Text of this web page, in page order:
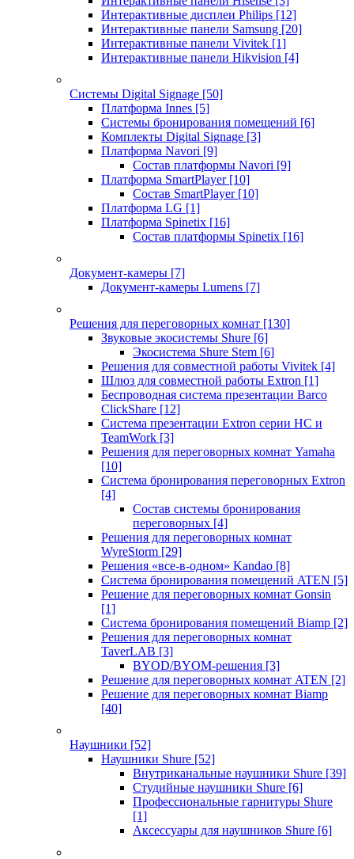
Интерактивные дисплеи Philips [12]
Интерактивные панели Samsung [20]
Интерактивные панели Vivitek [1]
Интерактивные панели Hikvision [4]
Системы Digital Signage [50]
Платформа Innes [5]
Системы бронирования помещений [6]
Комплекты Digital Signage [3]
Платформа Navori [9]
Состав платформы Navori [9]
Платформа SmartPlayer [10]
Состав SmartPlayer [10]
Платформа LG [1]
Платформа Spinetix [16]
Состав платформы Spinetix [16]
Документ-камеры [7]
Документ-камеры Lumens [7]
Решения для переговорных комнат [130]
Звуковые экосистемы Shure [6]
Экосистема Shure Stem [6]
Решения для совместной работы Vivitek [4]
Шлюз для совместной работы Extron [1]
Беспроводная система презентации Barco
ClickShare [12]
Система презентации Extron серии HC и
TeamWork [3]
Решения для переговорных комнат Yamaha
[10]
Система бронирования переговорных Extron
[4]
Состав системы бронирования
переговорных [4]
Решения для переговорных комнат
WyreStorm [29]
Решения «все-в-одном» Kandao [8]
Система бронирования помещений ATEN [5]
Решение для переговорных комнат Gonsin
[1]
Система бронирования помещений Biamp [2]
Решения для переговорных комнат
TaverLAB [3]
BYOD/BYOM-решения [3]
Решение для переговорных комнат ATEN [2]
Решение для переговорных комнат Biamp
[40]
Наушники [52]
Наушники Shure [52]
Внутриканальные наушники Shure [39]
Студийные наушники Shure [6]
Профессиональные гарнитуры Shure
[1]
Аксессуары для наушников Shure [6]